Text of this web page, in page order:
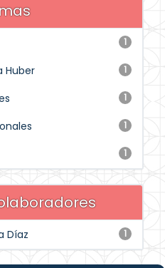
1
1
Huber
1
1
1
1
Díaz